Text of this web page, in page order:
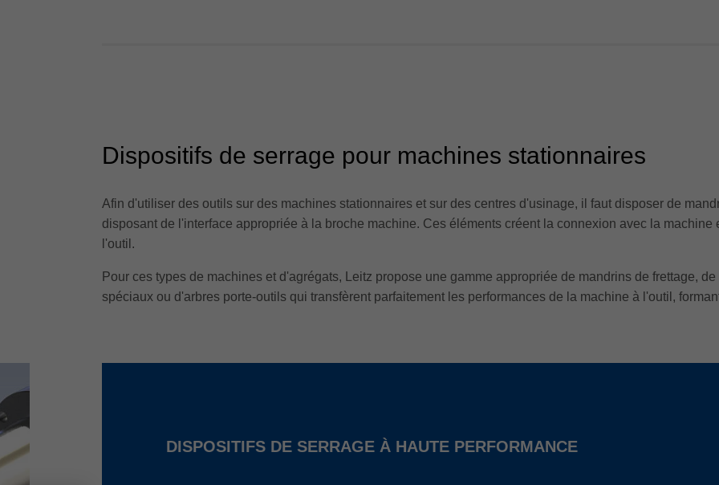
Dispositifs de serrage pour machines stationnaires
Afin d'utiliser des outils sur des machines stationnaires et sur des centres d'usinage, il faut disposer de
disposant de l'interface appropriée à la broche machine. Ces éléments créent la connexion avec la machine
l'outil.
Pour ces types de machines et d'agrégats, Leitz propose une gamme appropriée de mandrins de frettage,
spéciaux ou d'arbres porte-outils qui transfèrent parfaitement les performances de la machine à l'outil,
DISPOSITIFS DE SERRAGE À HAUTE PERFORMANCE